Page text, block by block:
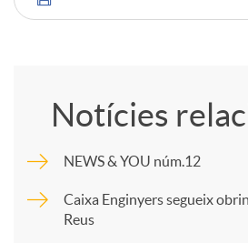
C
p
Notícies
NEWS & YOU núm.12
Caixa Enginyers segueix
Reus